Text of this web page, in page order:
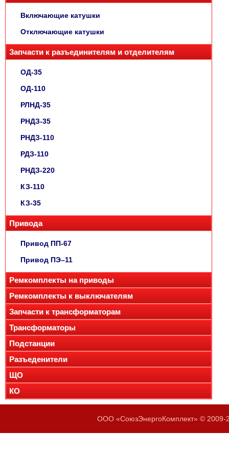
Включающие катушки
Отключающие катушки
Запчасти к разъединителям и отделителям
ОД-35
ОД-110
РЛНД-35
РНДЗ-35
РНДЗ-110
РДЗ-110
РНДЗ-220
КЗ-110
КЗ-35
Привода
Привод ПП-67
Привод ПЭ–11
Ремкомплекты на приводы
Ремкомплекты к выключателям
Запчасти к трансформаторам
Трансформаторы
Подстанции
Разъеденители
ЩО
КО
ООО «СоюзЭнергоКомплект» © 2009-